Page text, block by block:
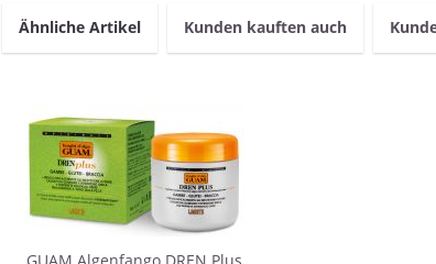
Ähnliche Artikel Kunden kauften auch